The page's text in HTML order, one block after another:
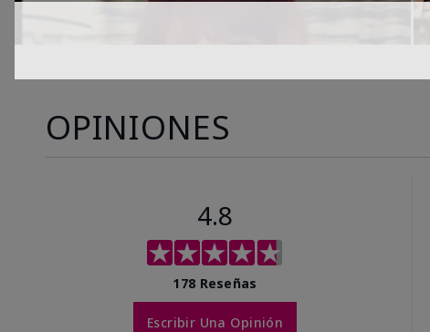
OPINIONES
4.8
178 Reseñas
Escribir Una Opinión